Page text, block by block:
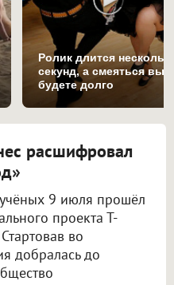
Ролик длится
секунд, а смеяться вы
будете долго
расшифровал
9 июля прошёл
проекта Т-
во
добралась до